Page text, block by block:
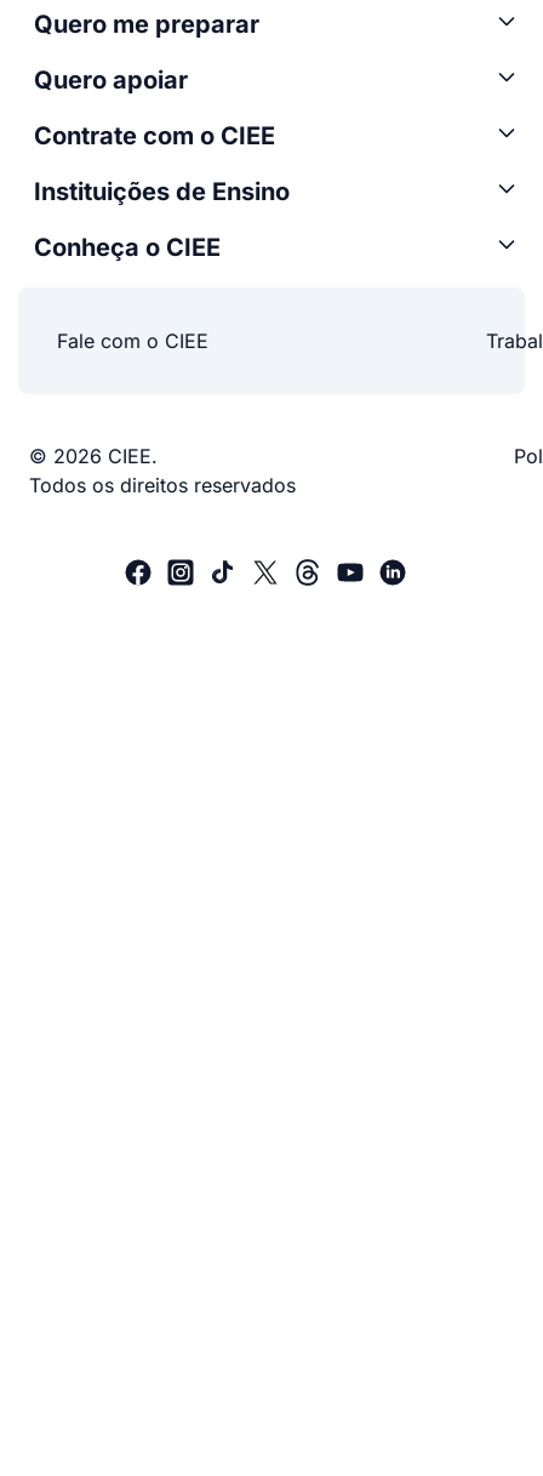
Quero me preparar
Quero apoiar
Contrate com o CIEE
Instituições de Ensino
Conheça o CIEE
Fale com o CIEE
© 2026 CIEE.
Todos os direitos reservados